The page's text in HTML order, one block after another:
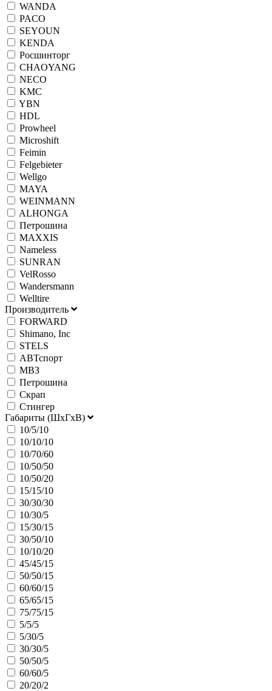
WANDA
PACO
SEYOUN
KENDA
Росшинторг
CHAOYANG
NECO
KMC
YBN
HDL
Prowheel
Microshift
Feimin
Felgebieter
Wellgo
MAYA
WEINMANN
ALHONGA
Петрошина
MAXXIS
Nameless
SUNRAN
VelRosso
Wandersmann
Welltire
Производитель
FORWARD
Shimano, Inc
STELS
АВТспорт
МВЗ
Петрошина
Скрап
Стингер
Габариты (ШхГхВ)
10/5/10
10/10/10
10/70/60
10/50/50
10/50/20
15/15/10
30/30/30
10/30/5
15/30/15
30/50/10
10/10/20
45/45/15
50/50/15
60/60/15
65/65/15
75/75/15
5/5/5
5/30/5
30/30/5
50/50/5
60/60/5
20/20/2